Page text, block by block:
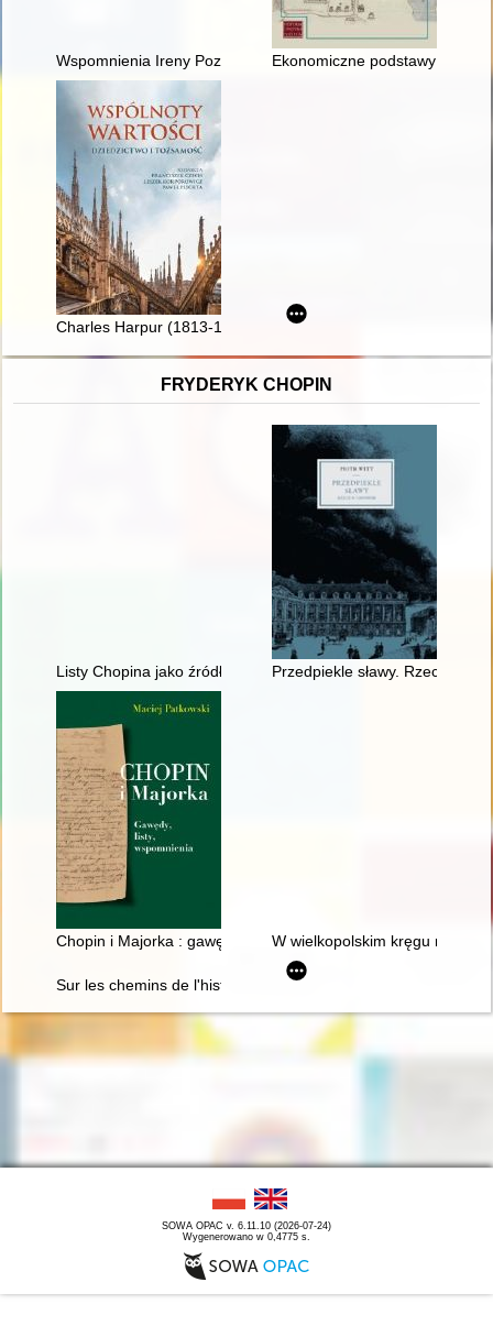
Wspomnienia Ireny Poznańskiej z II wojny światowej
Ekonomiczne podstawy
Charles Harpur (1813-1868) : prorok australijskiej
FRYDERYK CHOPIN
Listy Chopina jako źródło informacji do badań nad rodziną
Przedpiekle sławy. Rzecz o
Chopin i Majorka : gawędy, listy, wspomnieniaW wielkopolskim kręgu rodziny
Sur les chemins de l'histoire littéraire. En hommage à Maciej
SOWA OPAC v. 6.11.10 (2026-07-24)
Wygenerowano w 0,4775 s.